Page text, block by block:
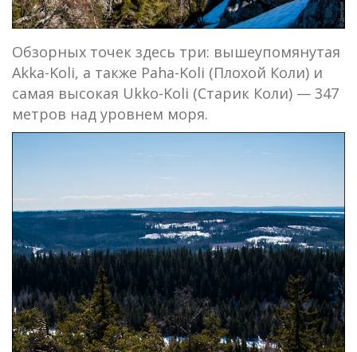
Обзорных точек здесь три: вышеупомянутая
Akka-Koli, а также Paha-Koli (Плохой Коли) и
самая высокая Ukko-Koli (Старик Коли) — 347
метров над уровнем моря.